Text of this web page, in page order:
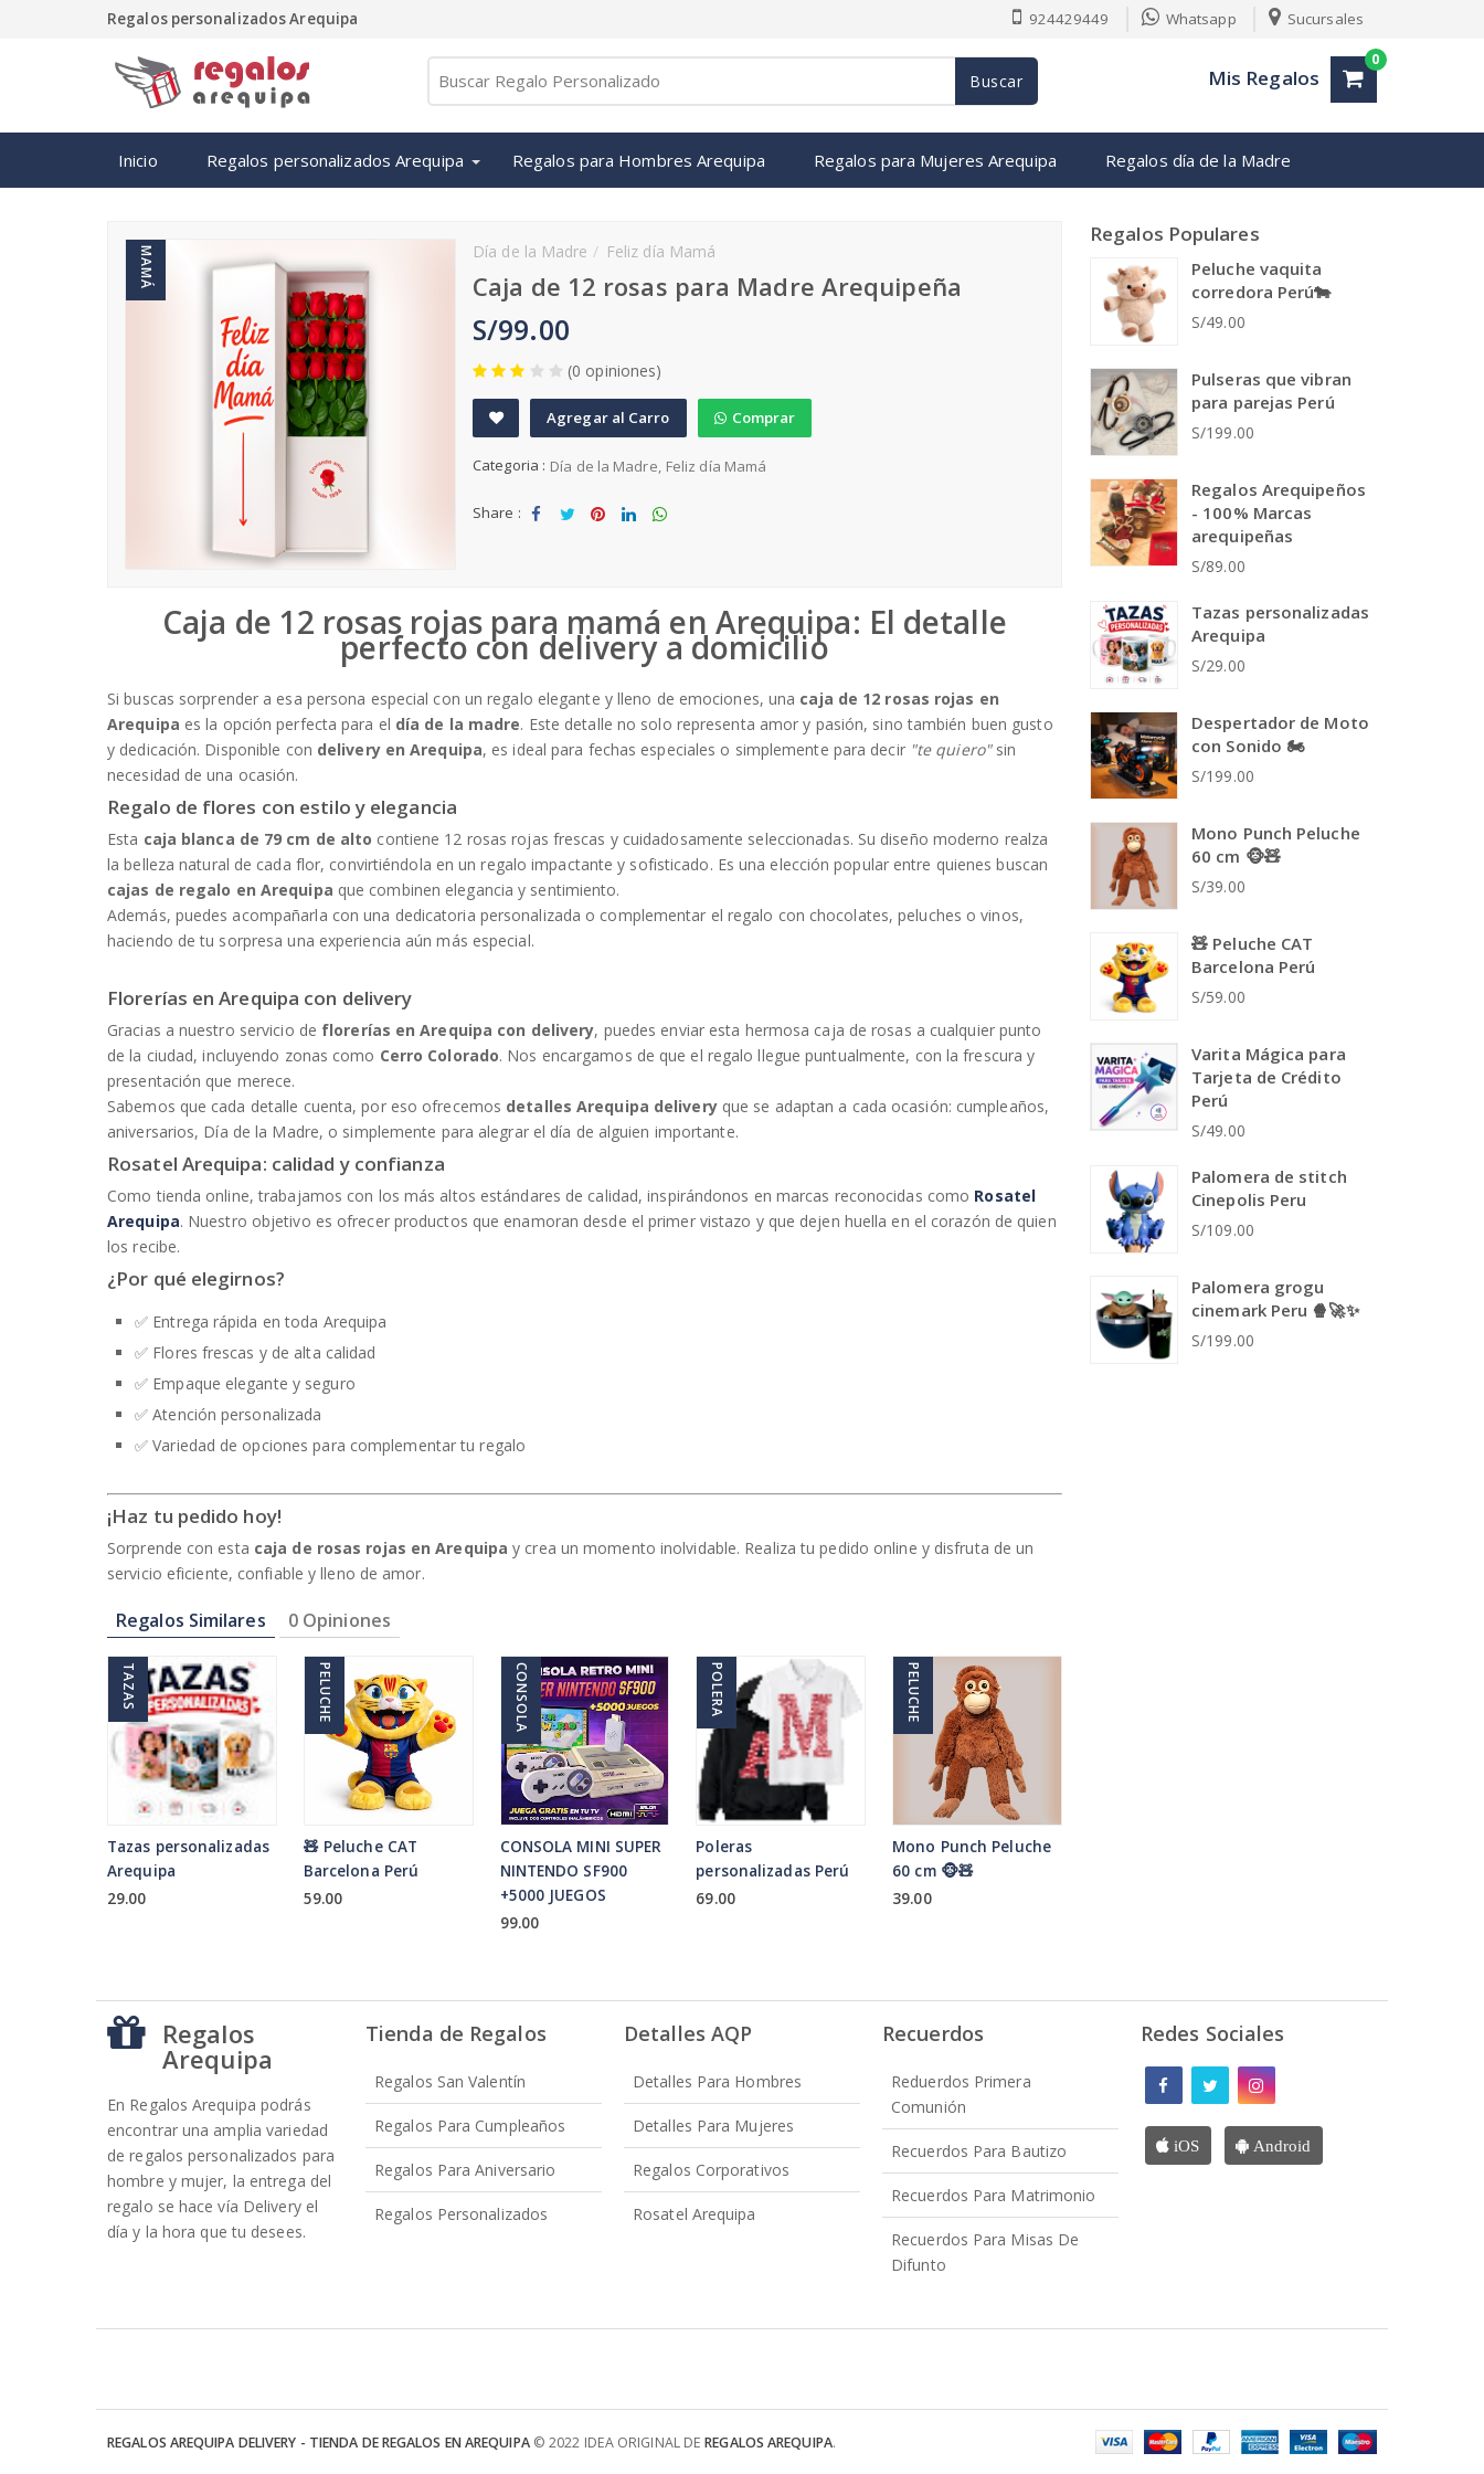
Regalos personalizados Arequipa 924429449 Whatsapp Sucursales
Buscar Mis Regalos
0
Inicio Regalos personalizados Arequipa Regalos para Hombres Arequipa Regalos para Mujeres Arequipa Regalos día de la Madre
MAMÁ Día de la Madre Feliz día Mamá
Caja de 12 rosas para Madre Arequipeña
S/99.00
(0 opiniones)
A
d
t
h
li
Agregar al Carro Comprar
Categoria : Día de la Madre Feliz día Mamá
Share :
Caja de 12 rosas rojas para mamá en Arequipa: El detalle
perfecto con delivery a domicilio
Si buscas sorprender a esa persona especial con un regalo elegante y lleno de emociones, una caja de 12 rosas rojas en
Arequipa es la opción perfecta para el día de la madre. Este detalle no solo representa amor y pasión, sino también buen gusto
y dedicación. Disponible con delivery en Arequipa, es ideal para fechas especiales o simplemente para decir "te quiero"sin
necesidad de una ocasión.
Regalo de flores con estilo y elegancia
Esta caja blanca de 79 cm de alto contiene 12 rosas rojas frescas y cuidadosamente seleccionadas. Su diseño moderno realza
la belleza natural de cada flor, convirtiéndola en un regalo impactante y sofisticado. Es una elección popular entre quienes buscan
cajas de regalo en Arequipa que combinen elegancia y sentimiento.
Además, puedes acompañarla con una dedicatoria personalizada o complementar el regalo con chocolates, peluches o vinos,
haciendo de tu sorpresa una experiencia aún más especial.
Florerías en Arequipa con delivery
Gracias a nuestro servicio de florerías en Arequipa con delivery, puedes enviar esta hermosa caja de rosas a cualquier punto
de la ciudad, incluyendo zonas como Cerro Colorado. Nos encargamos de que el regalo llegue puntualmente, con la frescura y
presentación que merece.
Sabemos que cada detalle cuenta, por eso ofrecemos detalles Arequipa deliveryque se adaptan a cada ocasión: cumpleaños,
aniversarios, Día de la Madre, o simplemente para alegrar el día de alguien importante.
Rosatel Arequipa: calidad y confianza
Como tienda online, trabajamos con los más altos estándares de calidad, inspirándonos en marcas reconocidas como Rosatel
Arequipa. Nuestro objetivo es ofrecer productos que enamoran desde el primer vistazo y que dejen huella en el corazón de quien
los recibe.
¿Por qué elegirnos?
✅ Entrega rápida en toda Arequipa
✅ Flores frescas y de alta calidad
✅ Empaque elegante y seguro
✅ Atención personalizada
✅ Variedad de opciones para complementar tu regalo
¡Haz tu pedido hoy!
Sorprende con esta caja de rosas rojas en Arequipa y crea un momento inolvidable. Realiza tu pedido online y disfruta de un
servicio eficiente, confiable y lleno de amor.
Regalos Similares 0 Opiniones
TAZAS
Tazas personalizadas
Arequipa
29.00
PELUCHE
🧸 Peluche CAT
Barcelona Perú
59.00
CONSOLA
CONSOLA MINI SUPER
NINTENDO SF900
+5000 JUEGOS
99.00
POLERA
Poleras
personalizadas Perú
69.00
PELUCHE
Mono Punch Peluche
60 cm 🐵🧸
39.00
Regalos Populares
Peluche vaquita
corredora Perú🐄
S/49.00
Pulseras que vibran
para parejas Perú
S/199.00
Regalos Arequipeños
- 100% Marcas
arequipeñas
S/89.00
Tazas personalizadas
Arequipa
S/29.00
Despertador de Moto
con Sonido 🏍️
S/199.00
Mono Punch Peluche
60 cm 🐵🧸
S/39.00
🧸 Peluche CAT
Barcelona Perú
S/59.00
Varita Mágica para
Tarjeta de Crédito
Perú
S/49.00
Palomera de stitch
Cinepolis Peru
S/109.00
Palomera grogu
cinemark Peru 🍿🚀✨
S/199.00
Regalos
Arequipa
En Regalos Arequipa podrás
encontrar una amplia variedad
de regalos personalizados para
hombre y mujer, la entrega del
regalo se hace vía Delivery el
día y la hora que tu desees.
Tienda de Regalos
Regalos San Valentín
Regalos Para Cumpleaños
Regalos Para Aniversario
Regalos Personalizados
Detalles AQP
Detalles Para Hombres
Detalles Para Mujeres
Regalos Corporativos
Rosatel Arequipa
Recuerdos
Reduerdos Primera
Comunión
Recuerdos Para Bautizo
Recuerdos Para Matrimonio
Recuerdos Para Misas De
Difunto
Redes Sociales
iOS Android
REGALOS AREQUIPA DELIVERY - TIENDA DE REGALOS EN AREQUIPA© 2022 IDEA ORIGINAL DEREGALOS AREQUIPA.